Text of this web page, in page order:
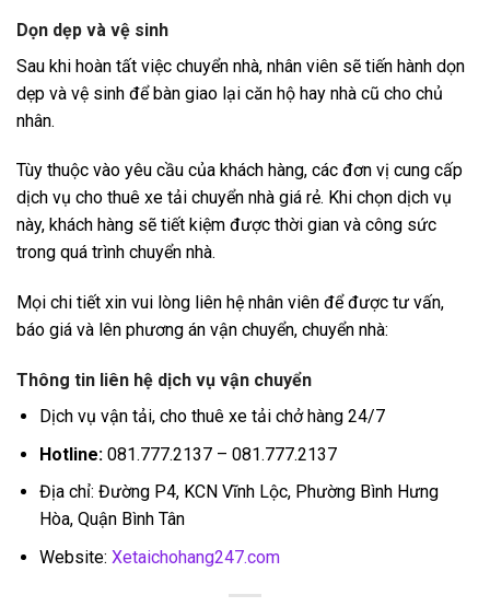
Dọn dẹp và vệ sinh
Sau khi hoàn tất việc chuyển nhà, nhân viên sẽ tiến hành dọn
dẹp và vệ sinh để bàn giao lại căn hộ hay nhà cũ cho chủ
nhân.
Tùy thuộc vào yêu cầu của khách hàng, các đơn vị cung cấp
dịch vụ cho thuê xe tải chuyển nhà giá rẻ. Khi chọn dịch vụ
này, khách hàng sẽ tiết kiệm được thời gian và công sức
trong quá trình chuyển nhà.
Mọi chi tiết xin vui lòng liên hệ nhân viên để được tư vấn,
báo giá và lên phương án vận chuyển, chuyển nhà:
Thông tin liên hệ dịch vụ vận chuyển
Dịch vụ vận tải, cho thuê xe tải chở hàng 24/7
Hotline:081.777.2137 – 081.777.2137
Địa chỉ: Đường P4, KCN Vĩnh Lộc, Phường Bình Hưng
Hòa, Quận Bình Tân
Website: Xetaichohang247.com